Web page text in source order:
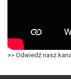
>> Odwiedź nasz